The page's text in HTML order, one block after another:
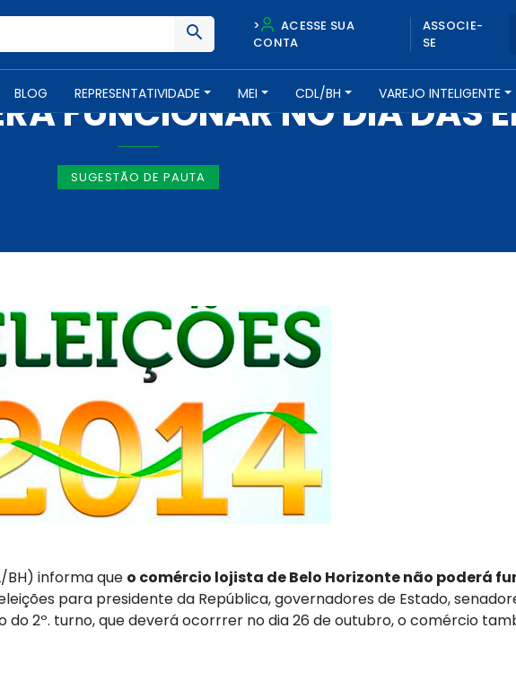
>
ACESSE SUA
CONTA
ASSOCIE-
SE
BLOG REPRESENTATIVIDADE MEI CDL/BH VAREJO INTELIGENTE
IMPRENSA -1 DE OUTUBRO DE 2014
FUNCIONAR NO DIA DAS
SUGESTÃO DE PAUTA
BH) informa que o comércio lojista de Belo Horizonte não poderá
para presidente da República, governadores de Estado,
do 2º. turno, que deverá ocorrrer no dia 26 de outubro, o comércio